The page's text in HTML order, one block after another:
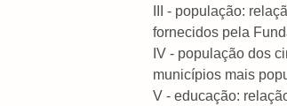
III - população:
fornecidos pela
IV - população dos
municípios mais
V - educação: